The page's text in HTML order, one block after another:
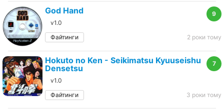
9
God Hand
v1.0
Файтинги
2 роки тому
7
Hokuto no Ken - Seikimatsu Kyuuseishu
Densetsu
v1.0
Файтинги
3 роки тому